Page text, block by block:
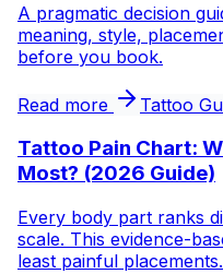
A pragmatic decision
meaning, style,
before you book.
Read more Tattoo
Tattoo Pain Chart:
Most? (2026 Guide)
Every body part ranks
scale. This evidence-
least painful placements.